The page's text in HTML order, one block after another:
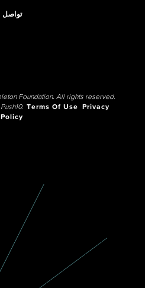
تواصل
Foundation. All rights reserved.
Terms Of Use
Privacy
Policy